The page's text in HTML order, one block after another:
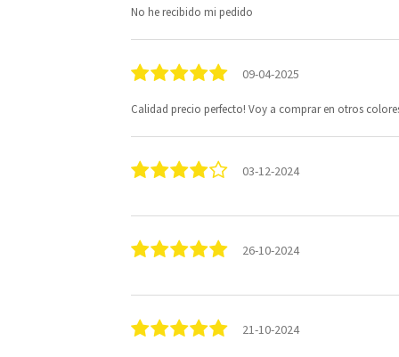
No he recibido mi pedido
09-04-2025
Calidad precio perfecto! Voy a comprar en otros
03-12-2024
26-10-2024
21-10-2024